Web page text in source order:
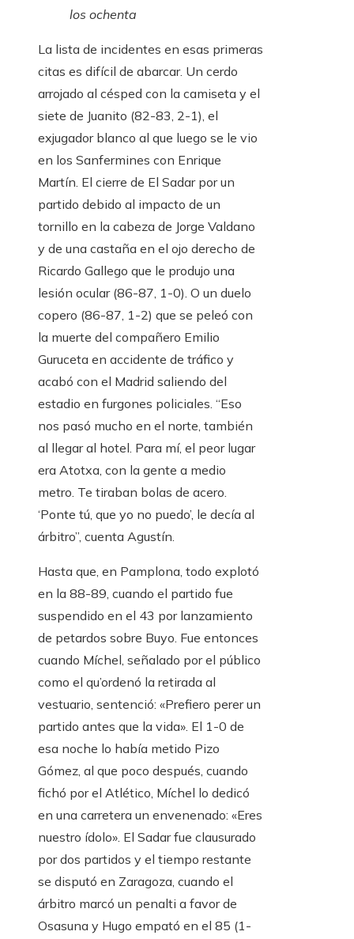
los ochenta
La lista de incidentes en esas primeras
citas es difícil de abarcar. Un cerdo
arrojado al césped con la camiseta y el
siete de Juanito (82-83, 2-1), el
exjugador blanco al que luego se le vio
en los Sanfermines con Enrique
Martín. El cierre de El Sadar por un
partido debido al impacto de un
tornillo en la cabeza de Jorge Valdano
y de una castaña en el ojo derecho de
Ricardo Gallego que le produjo una
lesión ocular (86-87, 1-0). O un duelo
copero (86-87, 1-2) que se peleó con
la muerte del compañero Emilio
Guruceta en accidente de tráfico y
acabó con el Madrid saliendo del
estadio en furgones policiales. “Eso
nos pasó mucho en el norte, también
al llegar al hotel. Para mí, el peor lugar
era Atotxa, con la gente a medio
metro. Te tiraban bolas de acero.
‘Ponte tú, que yo no puedo’, le decía al
árbitro”, cuenta Agustín.
Hasta que, en Pamplona, ​​todo explotó
en la 88-89, cuando el partido fue
suspendido en el 43 por lanzamiento
de petardos sobre Buyo. Fue entonces
cuando Míchel, señalado por el público
como el qu’ordenó la retirada al
vestuario, sentenció: «Prefiero perer un
partido antes que la vida». El 1-0 de
esa noche lo había metido Pizo
Gómez, al que poco después, cuando
fichó por el Atlético, Míchel lo dedicó
en una carretera un envenenado: «Eres
nuestro ídolo». El Sadar fue clausurado
por dos partidos y el tiempo restante
se disputó en Zaragoza, cuando el
árbitro marcó un penalti a favor de
Osasuna y Hugo empató en el 85 (1-